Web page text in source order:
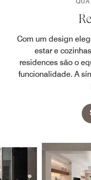
Com um design
estar e
residences são o
funcionalidade. A